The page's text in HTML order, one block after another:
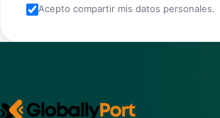
Acepto compartir mis datos personales.